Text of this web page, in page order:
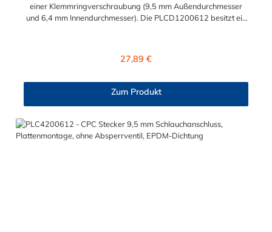
einer Klemmringverschraubung (9,5 mm Außendurchmesser
und 6,4 mm Innendurchmesser). Die PLCD1200612 besitzt ein
Innenmaß von ≈ 11,1 mm. Sie können diese Kupplung mit allen
Regulärer Preis:
27,89 €
Zum Produkt